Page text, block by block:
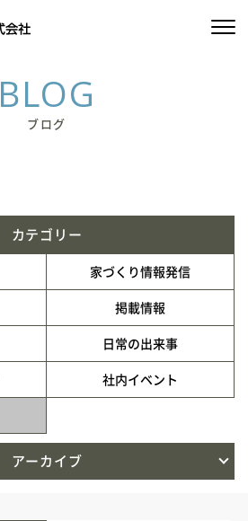
イベント情報
BLOG
ブログ
カテゴリー
家づくり情報発信
掲載情報
日常の出来事
社内イベント
アーカイブ